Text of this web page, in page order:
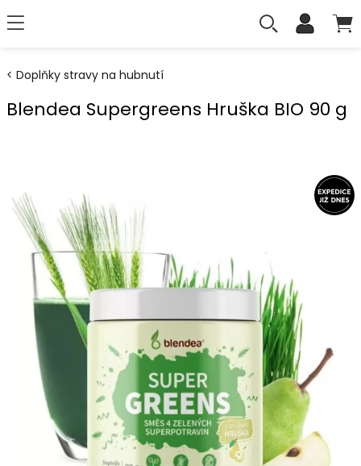
Doplňky stravy na hubnutí
Blendea Supergreens Hruška BIO 90 g